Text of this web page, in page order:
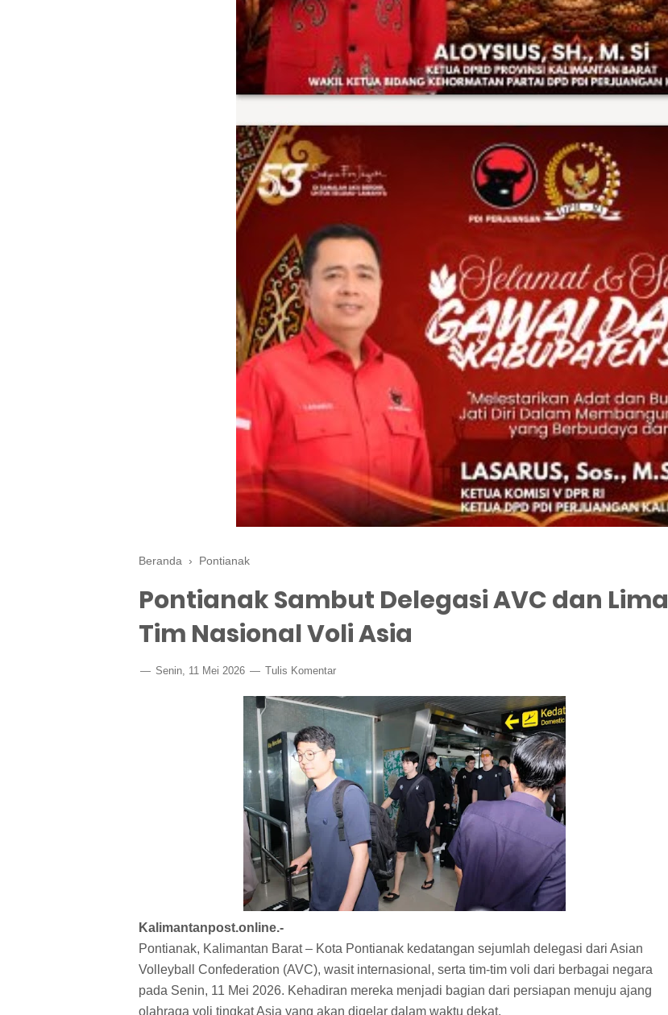
Beranda › Pontianak
Pontianak Sambut Delegasi AVC dan Lima
Tim Nasional Voli Asia
Senin, 11 Mei 2026 Tulis Komentar
Kalimantanpost.online.-
Pontianak, Kalimantan Barat – Kota Pontianak kedatangan sejumlah delegasi dari Asian
Volleyball Confederation (AVC), wasit internasional, serta tim-tim voli dari berbagai negara
pada Senin, 11 Mei 2026. Kehadiran mereka menjadi bagian dari persiapan menuju ajang
olahraga voli tingkat Asia yang akan digelar dalam waktu dekat.